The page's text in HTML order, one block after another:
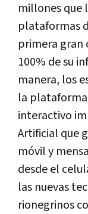
millones que
plataformas
primera gran
100% de su
manera, los
la
interactivo
Artificial que
móvil y
desde el
las nuevas
rionegrinos